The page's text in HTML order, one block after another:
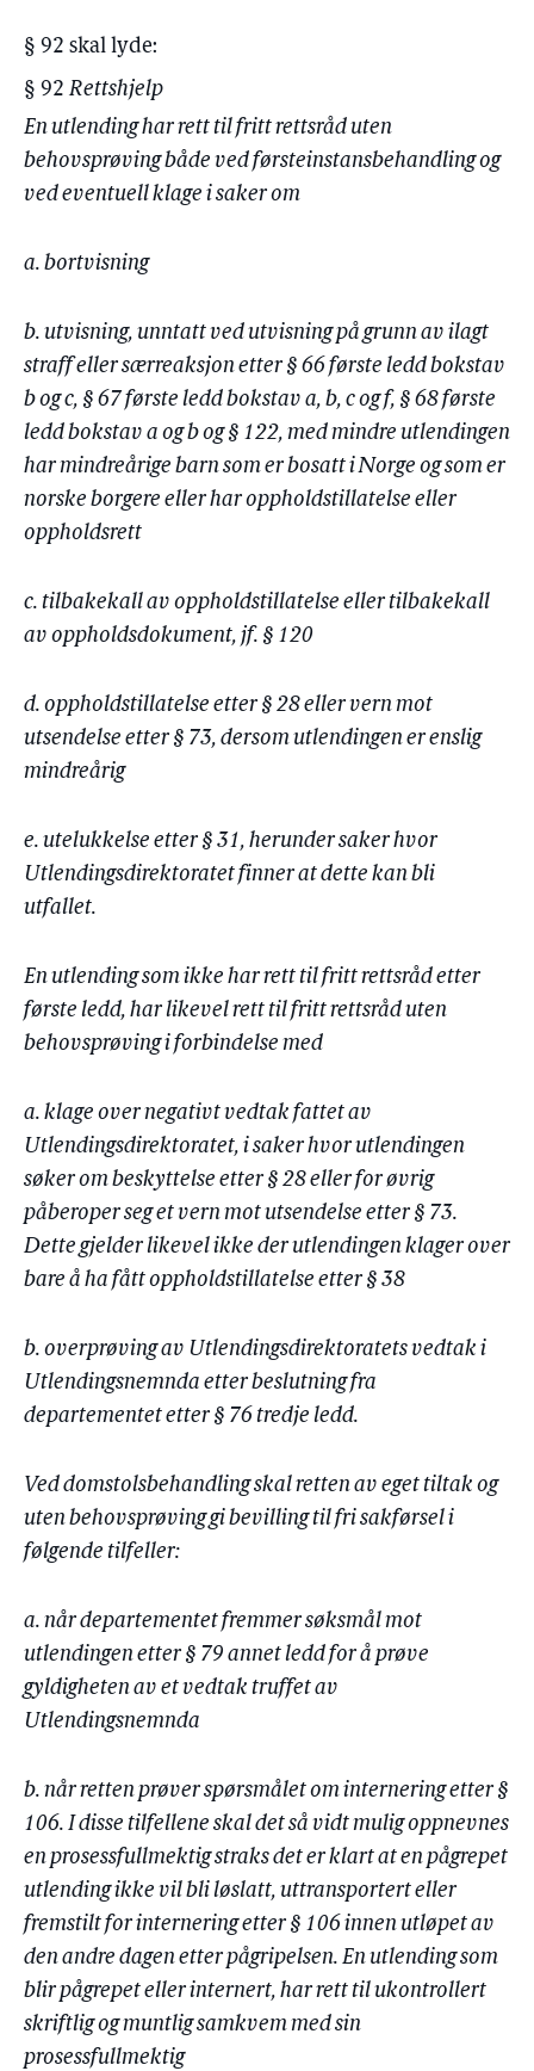
§ 92 skal lyde:
§ 92 Rettshjelp
En utlending har rett til fritt rettsråd uten
behovsprøving både ved førsteinstansbehandling og
ved eventuell klage i saker om
a. bortvisning
b. utvisning, unntatt ved utvisning på grunn av ilagt
straff eller særreaksjon etter § 66 første ledd bokstav
b og c, § 67 første ledd bokstav a, b, c og f, § 68 første
ledd bokstav a og b og § 122, med mindre utlendingen
har mindreårige barn som er bosatt i Norge og som er
norske borgere eller har oppholdstillatelse eller
oppholdsrett
c. tilbakekall av oppholdstillatelse eller tilbakekall
av oppholdsdokument, jf. § 120
d. oppholdstillatelse etter § 28 eller vern mot
utsendelse etter § 73, dersom utlendingen er enslig
mindreårig
e. utelukkelse etter § 31, herunder saker hvor
Utlendingsdirektoratet finner at dette kan bli
utfallet.
En utlending som ikke har rett til fritt rettsråd etter
første ledd, har likevel rett til fritt rettsråd uten
behovsprøving i forbindelse med
a. klage over negativt vedtak fattet av
Utlendingsdirektoratet, i saker hvor utlendingen
søker om beskyttelse etter § 28 eller for øvrig
påberoper seg et vern mot utsendelse etter § 73.
Dette gjelder likevel ikke der utlendingen klager over
bare å ha fått oppholdstillatelse etter § 38
b. overprøving av Utlendingsdirektoratets vedtak i
Utlendingsnemnda etter beslutning fra
departementet etter § 76 tredje ledd.
Ved domstolsbehandling skal retten av eget tiltak og
uten behovsprøving gi bevilling til fri sakførsel i
følgende tilfeller:
a. når departementet fremmer søksmål mot
utlendingen etter § 79 annet ledd for å prøve
gyldigheten av et vedtak truffet av
Utlendingsnemnda
b. når retten prøver spørsmålet om internering etter §
106. I disse tilfellene skal det så vidt mulig oppnevnes
en prosessfullmektig straks det er klart at en pågrepet
utlending ikke vil bli løslatt, uttransportert eller
fremstilt for internering etter § 106 innen utløpet av
den andre dagen etter pågripelsen. En utlending som
blir pågrepet eller internert, har rett til ukontrollert
skriftlig og muntlig samkvem med sin
prosessfullmektig